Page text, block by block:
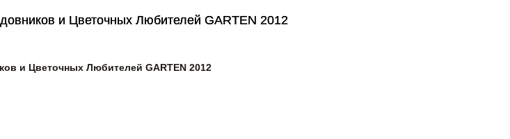
и Цветочных Любителей GARTEN 2012
и Цветочных Любителей GARTEN 2012
и Цветочных Любителей GARTEN 2012